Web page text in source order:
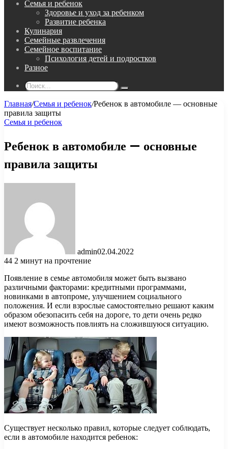
Семья и ребенок
Здоровье и уход за ребенком
Развитие ребенка
Кулинария
Семейные развлечения
Семейное воспитание
Психология детей и подростков
Разное
Поиск...
Главная/Семья и ребенок/Ребенок в автомобиле — основные
правила защиты
Семья и ребенок
Ребенок в автомобиле — основные
правила защиты
admin02.04.2022
44 2 минут на прочтение
Появление в семье автомобиля может быть вызвано
различными факторами: кредитными программами,
новинками в автопроме, улучшением социального
положения. И если взрослые самостоятельно решают каким
образом обезопасить себя на дороге, то дети очень редко
имеют возможность повлиять на сложившуюся ситуацию.
Существует несколько правил, которые следует соблюдать,
если в автомобиле находится ребенок: